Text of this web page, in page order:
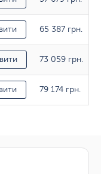
65 387 грн.
73 059 грн.
79 174 грн.